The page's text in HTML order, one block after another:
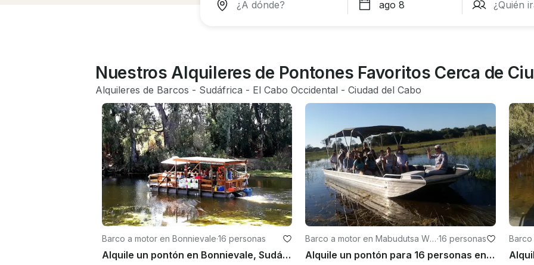
Nuestros Alquileres de Pontones Favoritos Cerca de
Alquileres de Barcos - Sudáfrica - El Cabo Occidental - Ciudad del Cabo
Barco a motor en Bonnievale·16 personas
Alquile un pontón en Bonnievale, Sudáfrica
Barco a motor en Mabudutsa Wa
rd
·16 personas
Alquile un pontón para 16 personas en Maun, Botsuana, para su próxima aventura fluvial
Barco
rd